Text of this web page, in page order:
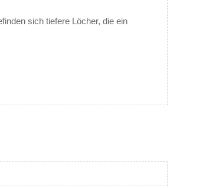
sich tiefere Löcher, die ein